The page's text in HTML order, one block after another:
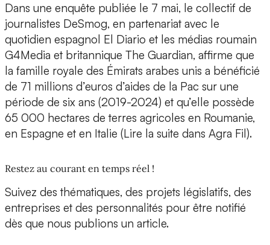
Dans une enquête publiée le 7 mai, le collectif de
journalistes DeSmog, en partenariat avec le
quotidien espagnol El Diario et les médias roumain
G4Media et britannique The Guardian, affirme que
la famille royale des Émirats arabes unis a bénéficié
de 71 millions d’euros d’aides de la Pac sur une
période de six ans (2019-2024) et qu’elle possède
65 000 hectares de terres agricoles en Roumanie,
en Espagne et en Italie (Lire la suite dans Agra Fil).
Restez au courant en temps réel !
Suivez des thématiques, des projets législatifs, des
entreprises et des personnalités pour être notifié
dès que nous publions un article.